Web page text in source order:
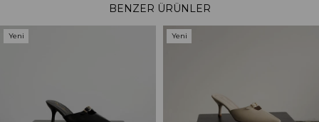
BENZER ÜRÜNLER
Yeni
Yeni